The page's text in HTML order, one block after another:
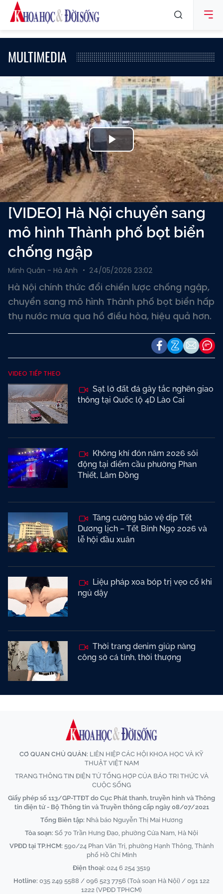
MULTIMEDIA
Play
Video
[VIDEO] Hà Nội chuyển sang
mô hình Thành phố bọt biển
chống ngập
Minh Quân - Hà Anh 24/05/2026 23:02
Hà Nội chính thức đổi chiến lược chống ngập,
chuyển sang mô hình Thành phố bọt biển hấp
thụ nước mưa qua hồ điều hòa, hiệu quả hơn.
VIDEO TIẾP THEO
Sạt lở đất đá gây tắc nghẽn giao
thông tại Quốc lộ 4D Lào Cai
Không khí đón năm 2026 sôi
động tại điểm cầu phường Phan
Thiết, Lâm Đồng
Tăng cường bảo vệ dịp Tết
Dương lịch – Tết Bính Ngọ 2026 và
lễ hội đầu xuân
Liệu pháp xoa bóp trị vẹo cổ khi
ngủ dậy
Thời trang denim giúp nàng
công sở cá tính, thời thượng
CƠ QUAN CHỦ QUẢN: LIÊN HIỆP CÁC HỘI KHOA HỌC VÀ KỸ
THUẬT VIỆT NAM
TRANG THÔNG TIN ĐIỆN TỬ TỔNG HỢP CỦA BÁO TRI THỨC VÀ
CUỘC SỐNG
Giấy phép số 113/GP-TTĐT do Cục Phát thanh, truyền hình và Thông
tin điện tử - Bộ Thông tin và Truyền thông cấp ngày 08/07/2021
Tổng Biên tập: Nhà báo Nguyễn Thị Mai Hương
Tòa soạn: Số 70 Trần Hưng Đạo, phường Cửa Nam, Hà Nội
VPĐD tại TP.HCM: 590/24 Phan Văn Trị, phường Hạnh Thông, Thành
phố Hồ Chí Minh
Điện thoại: 024 6 254 3519
Hotline: 035 249 5588 / 096 523 7756 (Toà soạn Hà Nội) / 091 122
1222 (VPĐD TPHCM)